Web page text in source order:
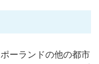
ーランドの他の都市